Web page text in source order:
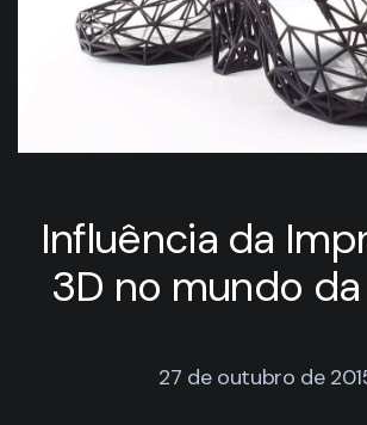
Influência da
3D no mundo
27 de outubro de